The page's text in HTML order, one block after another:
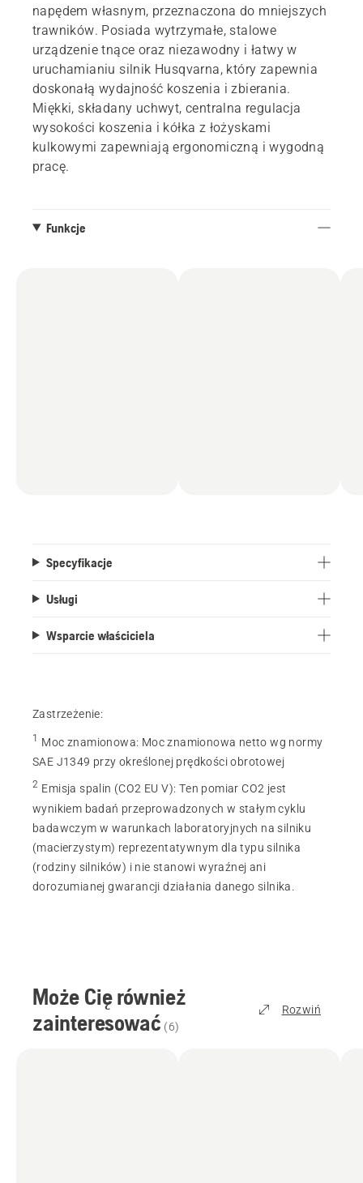
napędem własnym, przeznaczona do mniejszych
trawników. Posiada wytrzymałe, stalowe
urządzenie tnące oraz niezawodny i łatwy w
uruchamianiu silnik Husqvarna, który zapewnia
doskonałą wydajność koszenia i zbierania.
Miękki, składany uchwyt, centralna regulacja
wysokości koszenia i kółka z łożyskami
kulkowymi zapewniają ergonomiczną i wygodną
pracę.
Funkcje
Specyfikacje
Usługi
Wsparcie właściciela
Zastrzeżenie:
1 Moc znamionowa: Moc znamionowa netto wg normy
SAE J1349 przy określonej prędkości obrotowej
2 Emisja spalin (CO2 EU V): Ten pomiar CO2 jest
wynikiem badań przeprowadzonych w stałym cyklu
badawczym w warunkach laboratoryjnych na silniku
(macierzystym) reprezentatywnym dla typu silnika
(rodziny silników) i nie stanowi wyraźnej ani
dorozumianej gwarancji działania danego silnika.
Może Cię również
zainteresować (6)
Rozwiń